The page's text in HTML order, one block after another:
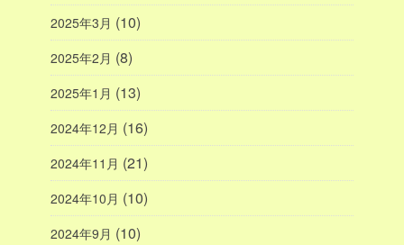
2025年3月 (10)
2025年2月 (8)
2025年1月 (13)
2024年12月 (16)
2024年11月 (21)
2024年10月 (10)
2024年9月 (10)